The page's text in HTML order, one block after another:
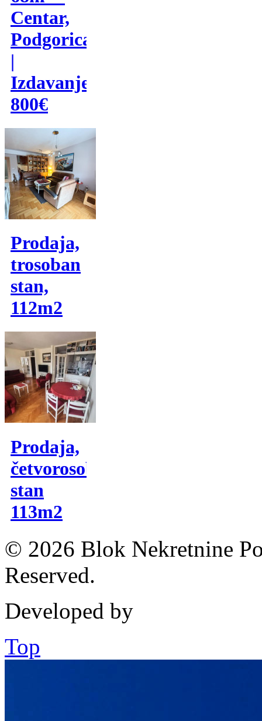
Centar,
Podgorica
|
Izdavanje
800€
Prodaja,
trosoban
stan,
112m2
Prodaja,
četvorosoban
stan
113m2
© 2026 Blok Nekretnine
Reserved.
Developed by
Top